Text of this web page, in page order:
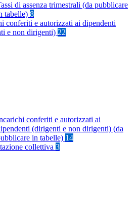
di assenza trimestrali (da pubblicare
tabelle) 8
conferiti e autorizzati ai dipendenti
e non dirigenti) 22
conferiti e autorizzati ai
(dirigenti e non dirigenti) (da
in tabelle) 14
collettiva 3